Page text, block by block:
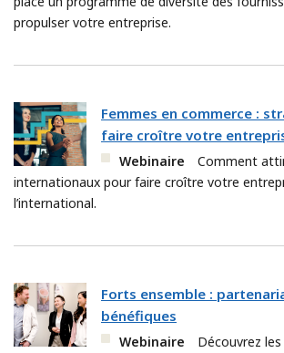
propulser votre entreprise.
Femmes en commerce :
faire croître votre
Webinaire
Comment
internationaux pour faire croître votre
l’international.
Forts ensemble :
bénéfiques
Webinaire
Découvrez